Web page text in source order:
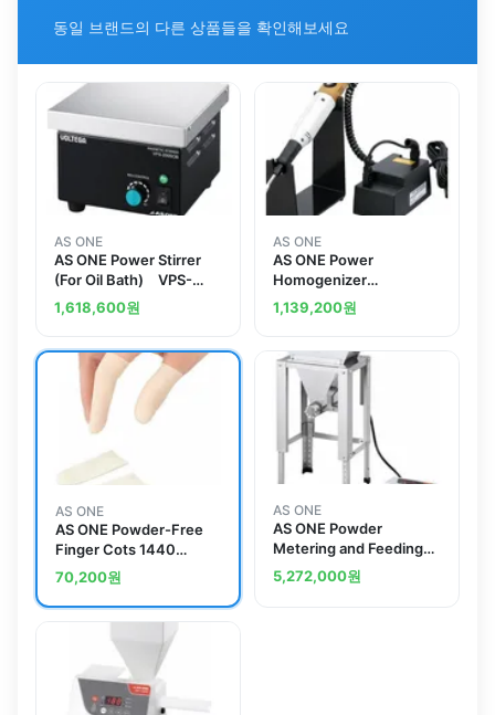
동일 브랜드의 다른 상품들을 확인해보세요
AS ONE
AS ONE Power Stirrer
(For Oil Bath) VPS-
200SOB
1,618,600원
AS ONE
AS ONE Power
Homogenizer
Portableand others
1,139,200원
AS ONE
AS ONE Powder-Free
Finger Cots 1440
Piecesand others
70,200원
AS ONE
AS ONE Powder
Metering and Feeding
Machine (Screw
Type) PSF-200SA
5,272,000원